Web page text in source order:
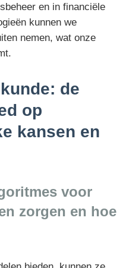
en in financiële
kunnen we
nemen, wat onze
de
op
kansen en
voor
zorgen en hoe